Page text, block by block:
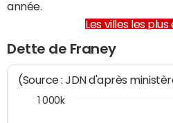
année.
Les villes les
Dette de Franey
(Source : JDN d'après
1 000k